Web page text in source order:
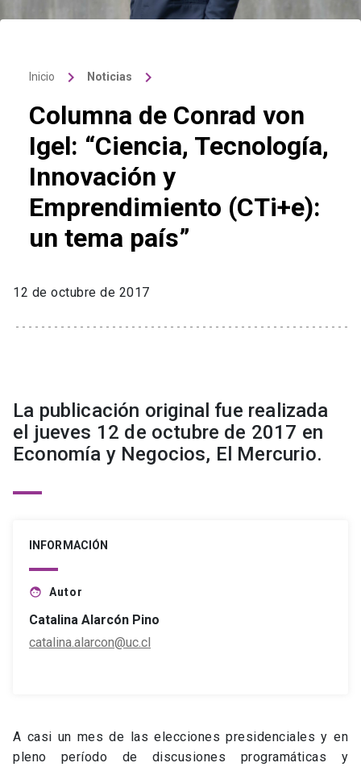
Inicio keyboard_arrow_right Noticias keyboard_arrow_right
Columna de Conrad von
Igel: “Ciencia, Tecnología,
Innovación y
Emprendimiento (CTi+e):
un tema país”
12 de octubre de 2017
La publicación original fue realizada
el jueves 12 de octubre de 2017 en
Economía y Negocios, El Mercurio.
INFORMACIÓN
face Autor
Catalina Alarcón Pino
catalina.alarcon@uc.cl
A casi un mes de las elecciones presidenciales y en
pleno período de discusiones programáticas y